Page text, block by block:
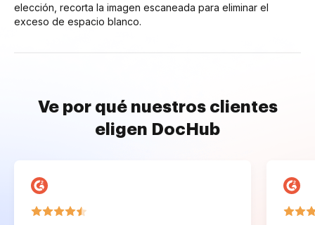
elección, recorta la imagen escaneada para eliminar el
exceso de espacio blanco.
Ve por qué nuestros clientes
eligen DocHub